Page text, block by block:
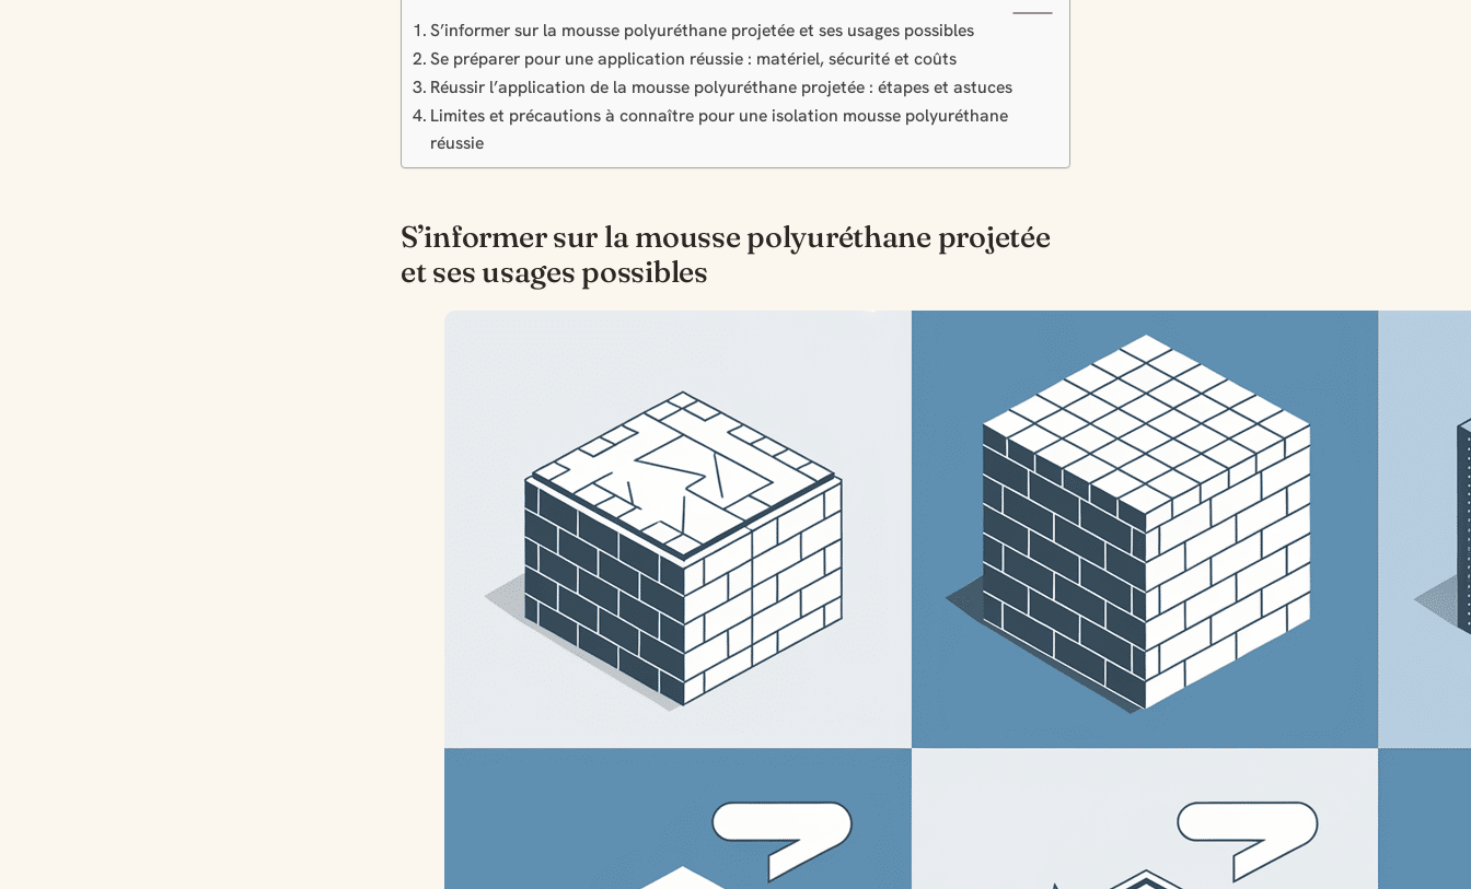
S’informer sur la mousse polyuréthane projetée et ses usages possibles
Se préparer pour une application réussie : matériel, sécurité et coûts
Réussir l’application de la mousse polyuréthane projetée : étapes et astuces
Limites et précautions à connaître pour une isolation mousse polyuréthane
réussie
S’informer sur la mousse polyuréthane projetée
et ses usages possibles